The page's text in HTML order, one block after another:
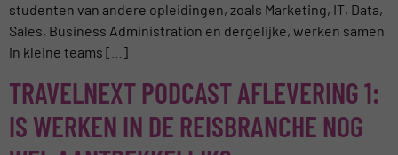
studenten van andere opleidingen, zoals Marketing, IT, Data,
Sales, Business Administration en dergelijke, werken samen
in kleine teams […]
TRAVELNEXT PODCAST AFLEVERING 1:
IS WERKEN IN DE REISBRANCHE NOG